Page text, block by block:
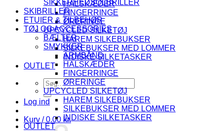
HALSKÆDER
FINGERRINGE
ØRERINGE
UPCYCLED SILKETØJ
HAREM SILKEBUKSER
SILKEBUKSER MED LOMMER
INDISKE SILKETASKER
OUTLET
Søg
efter:
Log ind
Kurv /0.00 kr.
SIKKERHEDSOLBRILLER
SKIBRILLER
ETUIER & TILBEHØR
TØJ OG ACCESSORIES
BÆLTER
SMYKKER
ARMBÅND
HALSKÆDER
FINGERRINGE
ØRERINGE
UPCYCLED SILKETØJ
HAREM SILKEBUKSER
SILKEBUKSER MED LOMMER
INDISKE SILKETASKER
OUTLET